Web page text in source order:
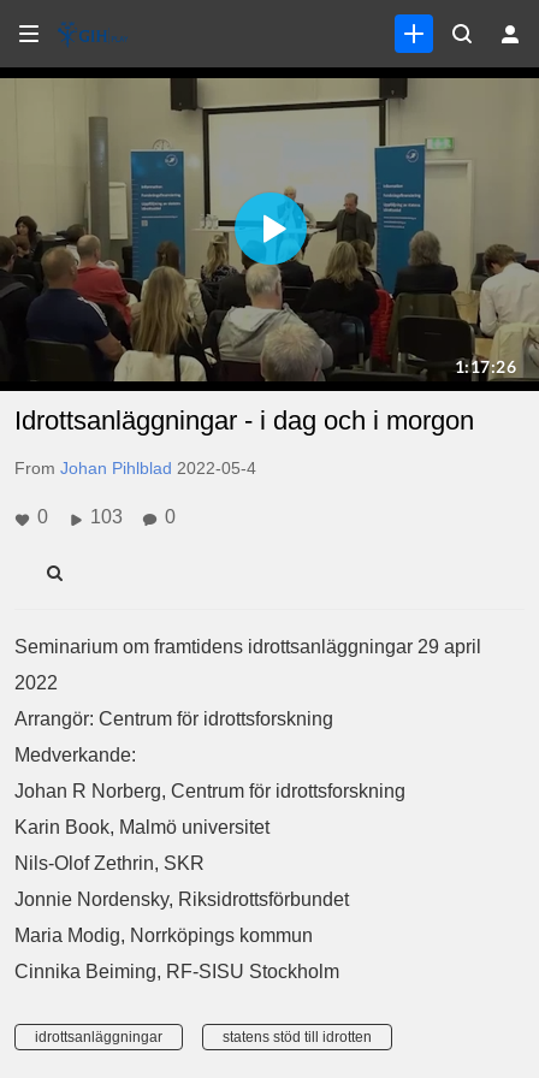
Idrottsanläggningar - i dag och i morgon
From Johan Pihlblad 2022-05-4
0 103 0
Seminarium om framtidens idrottsanläggningar 29 april
2022
Arrangör: Centrum för idrottsforskning
Medverkande:
Johan R Norberg, Centrum för idrottsforskning
Karin Book, Malmö universitet
Nils-Olof Zethrin, SKR
Jonnie Nordensky, Riksidrottsförbundet
Maria Modig, Norrköpings kommun
Cinnika Beiming, RF-SISU Stockholm
idrottsanläggningar statens stöd till idrotten